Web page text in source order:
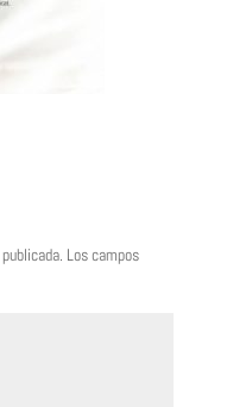
Los campos